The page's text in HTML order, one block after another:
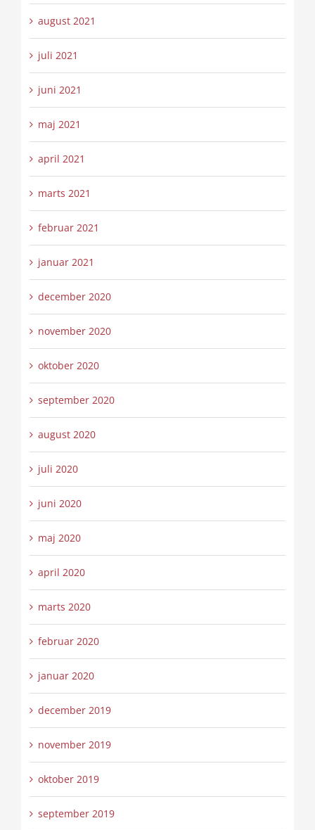
august 2021
juli 2021
juni 2021
maj 2021
april 2021
marts 2021
februar 2021
januar 2021
december 2020
november 2020
oktober 2020
september 2020
august 2020
juli 2020
juni 2020
maj 2020
april 2020
marts 2020
februar 2020
januar 2020
december 2019
november 2019
oktober 2019
september 2019